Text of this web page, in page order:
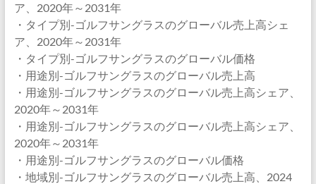
ア、2020年～2031年
・タイプ別-ゴルフサングラスのグローバル売上高シェ
ア、2020年～2031年
・タイプ別-ゴルフサングラスのグローバル価格
・用途別-ゴルフサングラスのグローバル売上高
・用途別-ゴルフサングラスのグローバル売上高シェア、
2020年～2031年
・用途別-ゴルフサングラスのグローバル売上高シェア、
2020年～2031年
・用途別-ゴルフサングラスのグローバル価格
・地域別-ゴルフサングラスのグローバル売上高、2024